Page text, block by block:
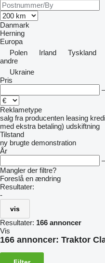
Danmark
Herning
Europa
Polen
Irland Tyskland
andre
Ukraine
Pris
–
Reklametype
salg fra producenten leasing
med ekstra betaling) udskiftning
Tilstand
ny brugte demonstration
År
–
Mangler der filtre?
Foreslå en ændring
Resultater:
-
vis
Resultater: 166 annoncer
Vis
166 annoncer: Traktor